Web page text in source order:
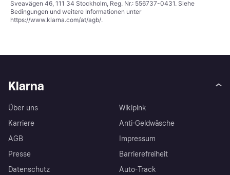
Sveavägen 46, 111 34 Stockholm, Reg. Nr.: 556737-0431. Siehe
Bedingungen und weitere Informationen unter
https://www.klarna.com/at/agb/.
Klarna
Über uns
Karriere
AGB
Presse
Datenschutz
Wikipink
Anti-Geldwäsche
Impressum
Barrierefreiheit
Auto-Track